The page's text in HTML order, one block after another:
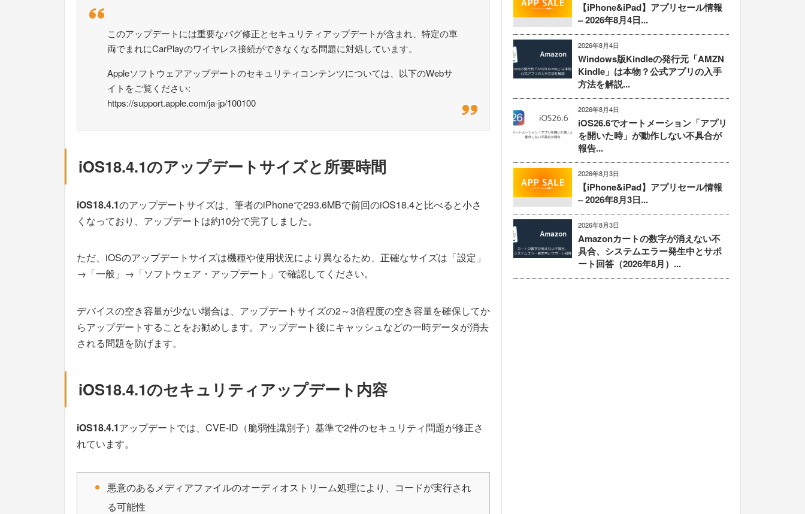
このアップデートには重要なバグ修正とセキュリティアップデートが含まれ、特定の車
両でまれにCarPlayのワイヤレス接続ができなくなる問題に対処しています。
Appleソフトウェアアップデートのセキュリティコンテンツについては、以下のWebサ
イトをご覧ください:
https://support.apple.com/ja-jp/100100
iOS18.4.1のアップデートサイズと所要時間
iOS18.4.1のアップデートサイズは、筆者のiPhoneで293.6MBで前回のiOS18.4と比べると小さ
くなっており、アップデートは約10分で完了しました。
ただ、iOSのアップデートサイズは機種や使用状況により異なるため、正確なサイズは「設定」
→「一般」→「ソフトウェア・アップデート」で確認してください。
デバイスの空き容量が少ない場合は、アップデートサイズの2～3倍程度の空き容量を確保してか
らアップデートすることをお勧めします。アップデート後にキャッシュなどの一時データが消去
される問題を防げます。
iOS18.4.1のセキュリティアップデート内容
iOS18.4.1アップデートでは、CVE-ID（脆弱性識別子）基準で2件のセキュリティ問題が修正さ
れています。
悪意のあるメディアファイルのオーディオストリーム処理により、コードが実行され
る可能性
【iPhone&iPad】アプリセール情報
– 2026年8月4日...
2026年8月4日
Windows版Kindleの発行元「AMZN
Kindle」は本物？公式アプリの入手
方法を解説...
2026年8月4日
iOS26.6でオートメーション「アプリ
を開いた時」が動作しない不具合が
報告...
2026年8月3日
【iPhone&iPad】アプリセール情報
– 2026年8月3日...
2026年8月3日
Amazonカートの数字が消えない不
具合、システムエラー発生中とサポ
ート回答（2026年8月）...